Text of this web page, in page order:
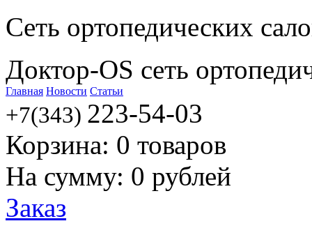
Сеть ортопедических
Доктор-OS сеть
Главная Новости Статьи
+7(343) 223-54-03
Корзина: 0 товаров
На сумму: 0 рублей
Заказ